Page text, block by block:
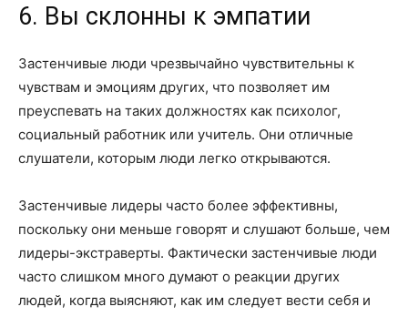
6. Вы склонны к эмпатии
Застенчивые люди чрезвычайно чувствительны к
чувствам и эмоциям других, что позволяет им
преуспевать на таких должностях как психолог,
социальный работник или учитель. Они отличные
слушатели, которым люди легко открываются.
Застенчивые лидеры часто более эффективны,
поскольку они меньше говорят и слушают больше, чем
лидеры-экстраверты. Фактически застенчивые люди
часто слишком много думают о реакции других
людей, когда выясняют, как им следует вести себя и